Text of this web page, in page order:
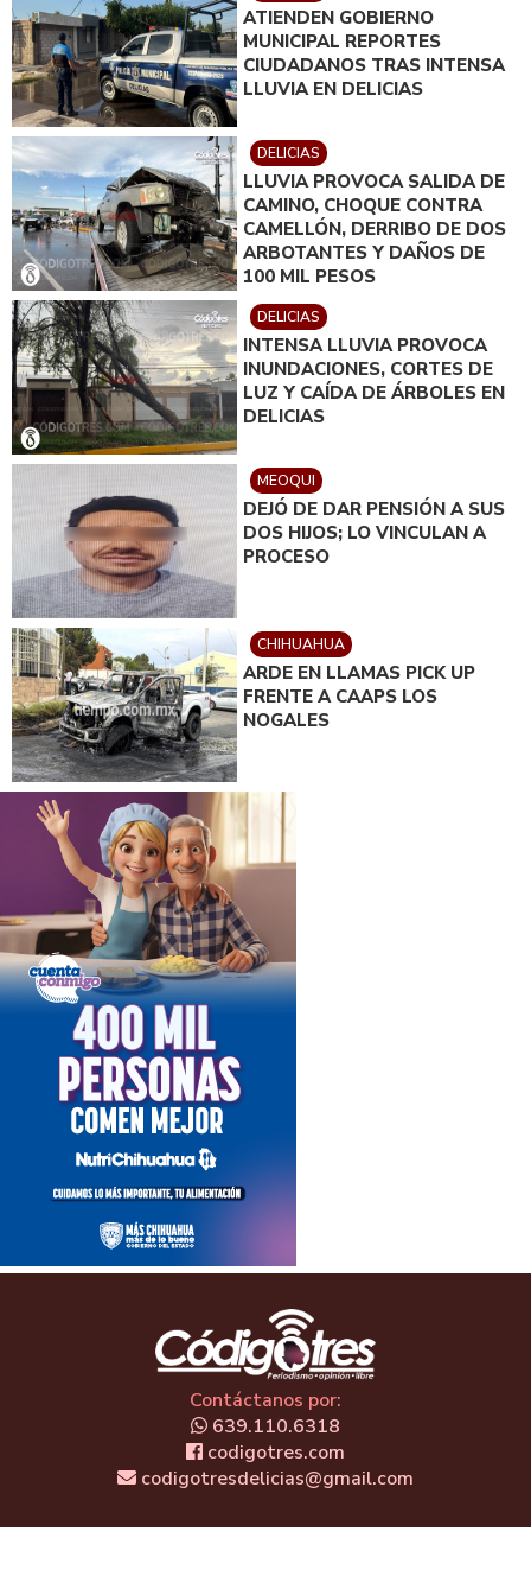
ATIENDEN GOBIERNO
MUNICIPAL REPORTES
CIUDADANOS TRAS INTENSA
LLUVIA EN DELICIAS
DELICIAS
LLUVIA PROVOCA SALIDA DE
CAMINO, CHOQUE CONTRA
CAMELLÓN, DERRIBO DE DOS
ARBOTANTES Y DAÑOS DE
100 MIL PESOS
DELICIAS
INTENSA LLUVIA PROVOCA
INUNDACIONES, CORTES DE
LUZ Y CAÍDA DE ÁRBOLES EN
DELICIAS
MEOQUI
DEJÓ DE DAR PENSIÓN A SUS
DOS HIJOS; LO VINCULAN A
PROCESO
CHIHUAHUA
ARDE EN LLAMAS PICK UP
FRENTE A CAAPS LOS
NOGALES
Contáctanos por:
639.110.6318
codigotres.com
codigotresdelicias@gmail.com